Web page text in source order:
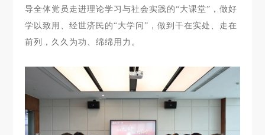
导全体党员走进理论学习与社会实践的“大课堂”，做好
学以致用、经世济民的“大学问”，做到干在实处、走在
前列，久久为功、绵绵用力。